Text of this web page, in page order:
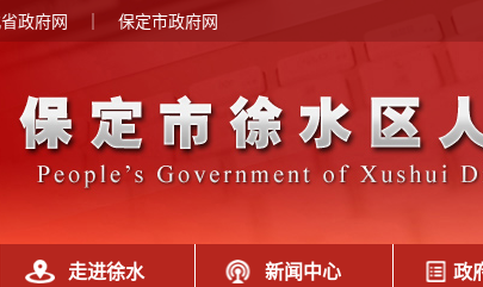
政府网 保定市政府网
走进徐水 新闻中心 政府